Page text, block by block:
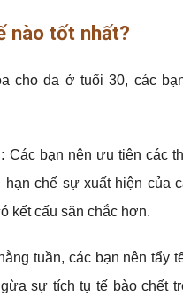
nào tốt nhất?
cho da ở tuổi 30, các
Các bạn nên ưu tiên các
chế sự xuất hiện của
kết cấu săn chắc hơn.
tuần, các bạn nên tẩy
sự tích tụ tế bào chết